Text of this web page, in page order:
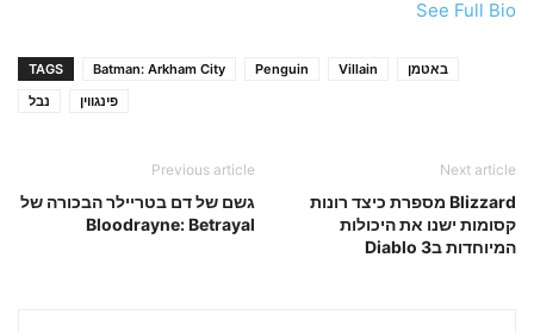
See Full Bio
TAGS Batman: Arkham City Penguin Villain
באטמן
נבל
פינגווין
Previous article
גשם של דם בטריילר הבכורה של
Bloodrayne: Betrayal
Next article
Blizzard מספרת כיצד רונות
קסומות ישנו את היכולות
המיוחדות בDiablo 3